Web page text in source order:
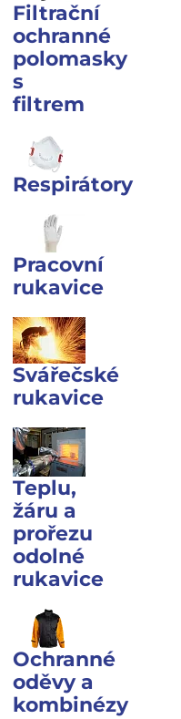
Filtrační
ochranné
polomasky
s
filtrem
Respirátory
Pracovní
rukavice
Svářečské
rukavice
Teplu,
žáru a
prořezu
odolné
rukavice
Ochranné
oděvy a
kombinézy